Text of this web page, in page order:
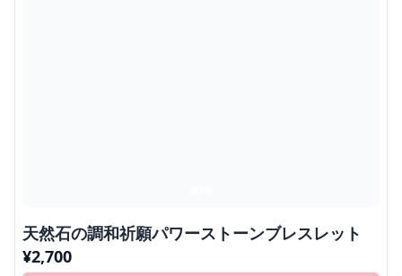
天然石の調和祈願パワーストーンブレスレット
¥2,700